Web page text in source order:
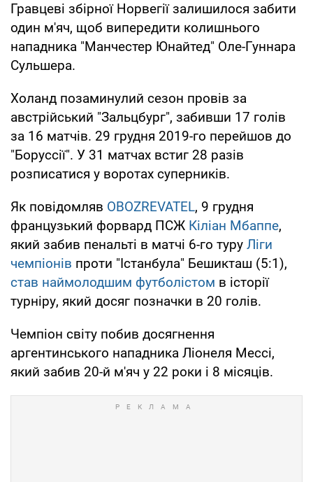
Гравцеві збірної Норвегії залишилося забити
один м'яч, щоб випередити колишнього
нападника "Манчестер Юнайтед" Оле-Гуннара
Сульшера.
Холанд позаминулий сезон провів за
австрійський "Зальцбург", забивши 17 голів
за 16 матчів. 29 грудня 2019-го перейшов до
"Боруссії". У 31 матчах встиг 28 разів
розписатися у воротах суперників.
Як повідомляв OBOZREVATEL, 9 грудня
французький форвард ПСЖ Кіліан Мбаппе,
який забив пенальті в матчі 6-го туру Ліги
чемпіонів проти "Істанбула" Бешикташ (5:1),
став наймолодшим футболістом в історії
турніру, який досяг позначки в 20 голів.
Чемпіон світу побив досягнення
аргентинського нападника Ліонеля Мессі,
який забив 20-й м'яч у 22 роки і 8 місяців.